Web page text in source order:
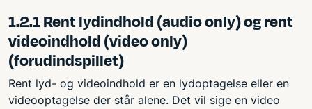
1.2.1 Rent lydindhold (audio only) og rent
videoindhold (video only)
(forudindspillet)
Rent lyd- og videoindhold er en lydoptagelse eller en
videooptagelse der står alene. Det vil sige en video